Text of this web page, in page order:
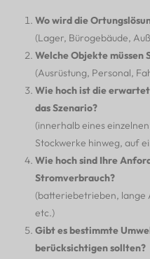
Wo wird die
(Lager, Bürogebäude,
Welche Objekte müssen
(Ausrüstung, Personal,
Wie hoch ist die
das Szenario?
(innerhalb eines
Stockwerke hinweg, auf
Wie hoch sind Ihre
Stromverbrauch?
(batteriebetrieben, lange
etc.)
Gibt es bestimmte
berücksichtigen sollten?